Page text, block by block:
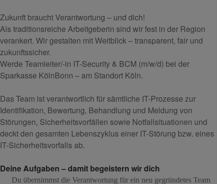
Zukunft braucht Verantwortung – und dich!
Als traditionsreiche Arbeitgeberin sind wir fest in der Region
verankert. Wir gestalten mit Weitblick – transparent, fair und
zukunftssicher.
Werde Teamleiter/-in IT-Security & BCM (m/w/d) bei der
Sparkasse KölnBonn – am Standort Köln.
Das Team ist verantwortlich für sämtliche IT-Prozesse zur
Identifikation, Bewertung, Behandlung und Meldung von
Störungen, Sicherheitsvorfällen sowie Notfallsituationen und
deckt den gesamten Lebenszyklus einer IT-Störung bzw. eines
IT-Sicherheitsvorfalls ab.
Deine Aufgaben – damit begeistern wir dich
Du übernimmst die Verantwortung für ein neu gegründetes Team